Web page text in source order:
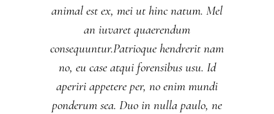
animal est ex, mei ut hinc natum. Mel
an iuvaret quaerendum
consequuntur.Patrioque hendrerit nam
no, eu case atqui forensibus usu. Id
aperiri appetere per, no enim mundi
ponderum sea. Duo in nulla paulo, ne